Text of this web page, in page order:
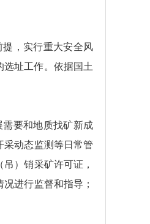
，实行重大安全风
址工作。依据国土
要和地质找矿新成
采动态监测等日常管
）销采矿许可证，
进行监督和指导；